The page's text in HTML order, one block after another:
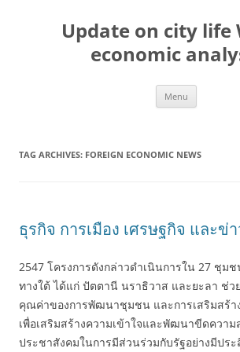
Update on city life
economic
Menu
TAG ARCHIVES: FOREIGN ECONOMIC NEWS
ธุรกิจ การเมือง เศรษฐกิจ และข่
2547 โครงการดังกล่าวดำเนินการใน 27 ชุม
ทางใต้ ได้แก่ ปัตตานี นราธิวาส และยะลา ช่ว
คุณค่าของการพัฒนาชุมชน และการเสริมสร้า
เพื่อเสริมสร้างความเข้าใจและพัฒนาขีดควา
ประชาสังคมในการมีส่วนร่วมกับรัฐอย่างมีปร